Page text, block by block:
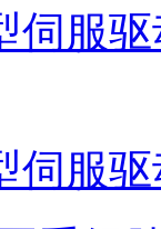
伺服
伺服